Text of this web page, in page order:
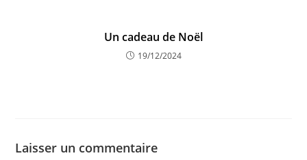
Un cadeau de Noël
19/12/2024
Laisser un commentaire